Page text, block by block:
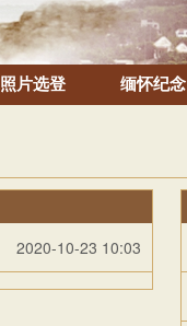
照片选登 缅怀纪念
2020-10-23 10:03